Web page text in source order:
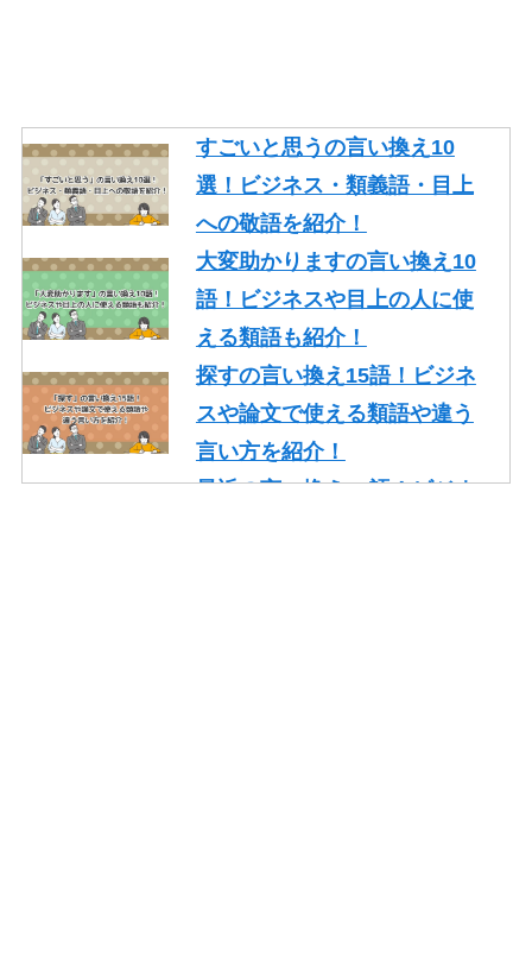
すごいと思うの言い換え10
選！ビジネス・類義語・目上
への敬語を紹介！
大変助かりますの言い換え10
語！ビジネスや目上の人に使
える類語も紹介！
探すの言い換え15語！ビジネ
スや論文で使える類語や違う
言い方を紹介！
最近の言い換え15語！ビジネ